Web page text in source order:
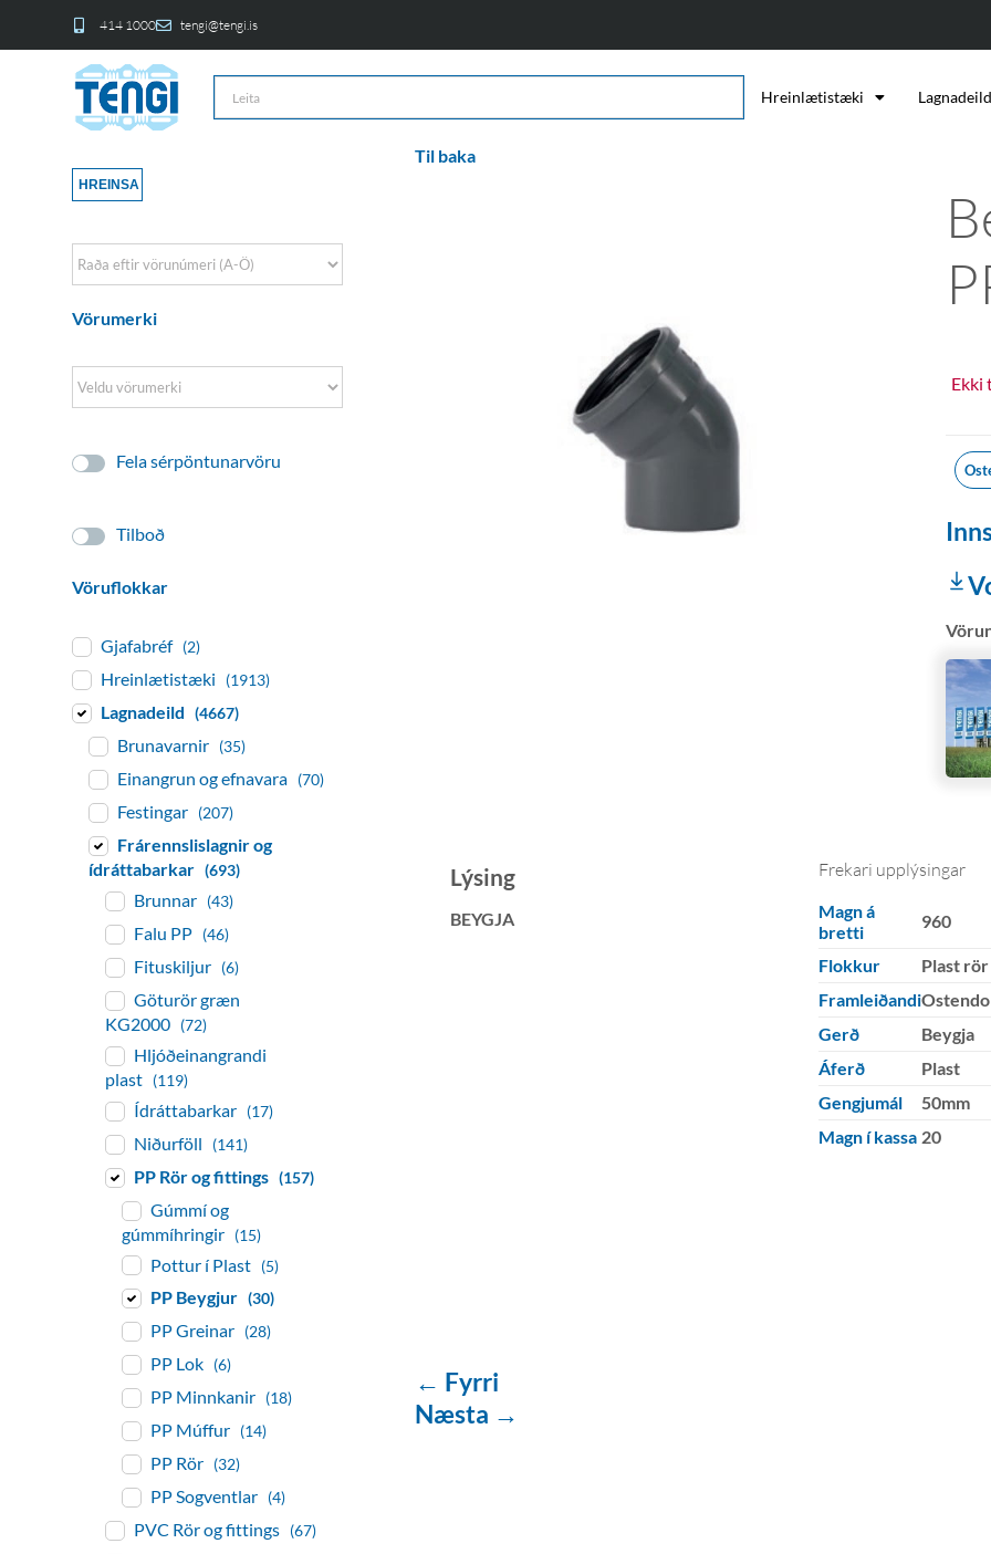
414 1000 tengi@tengi.is
Hreinlætistæki Lagnadeild
Til baka
Ekki
Lýsing
BEYGJA
Frekari upplýsingar
Magn á
bretti
960
Flokkur
Plast rör
Framleiðandi
Gerð
Beygja
Áferð
Plast
Gengjumál
50mm
Magn í kassa 20
← Fyrri
Næsta →
HREINSA
Sort Products
Vörumerki
Fela sérpöntunarvöru
Tilboð
Vöruflokkar
Gjafabréf (2)
Hreinlætistæki (1913)
Lagnadeild (4667)
Brunavarnir (35)
Einangrun og efnavara (70)
Festingar (207)
Frárennslislagnir og
ídráttabarkar (693)
Brunnar (43)
Falu PP (46)
Fituskiljur (6)
Göturör græn
KG2000 (72)
Hljóðeinangrandi
plast (119)
Ídráttabarkar (17)
Niðurföll (141)
PP Rör og fittings (157)
Gúmmí og
gúmmíhringir (15)
Pottur í Plast (5)
PP Beygjur (30)
PP Greinar (28)
PP Lok (6)
PP Minnkanir (18)
PP Múffur (14)
PP Rör (32)
PP Sogventlar (4)
PVC Rör og fittings (67)